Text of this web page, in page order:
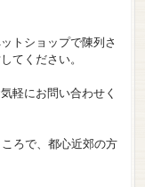
トショップで陳列さ
てください。
軽にお問い合わせく
ろで、都心近郊の方